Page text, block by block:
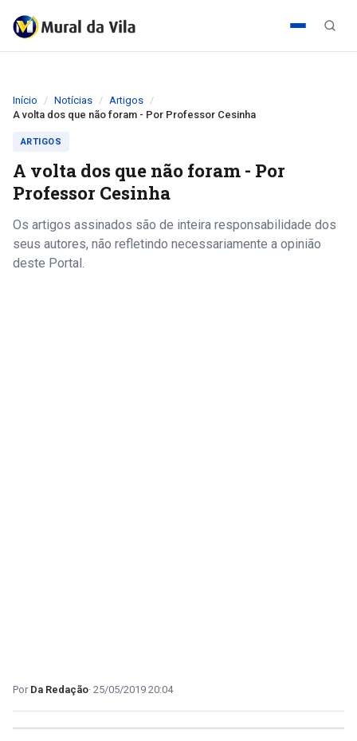
Início Notícias
Artigos
A volta dos que não foram - Por Professor Cesinha
ARTIGOS
A volta dos que não foram - Por
Professor Cesinha
Os artigos assinados são de inteira responsabilidade dos
seus autores, não refletindo necessariamente a opinião
deste Portal.
Da Redação 25/05/2019 20:04